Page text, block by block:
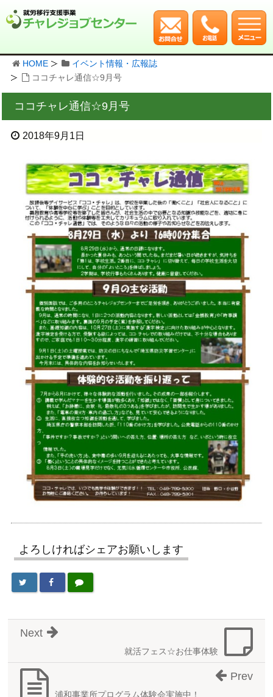
HOME
イベント情報・広報誌
ココチャレ通信☆9月号
ココチャレ通信☆9月号
2018年9月1日
よろしければシェアお願いします
就活フェス☆お仕事体験
Next
浦和事業所プログラム体験会実施中！
Prev